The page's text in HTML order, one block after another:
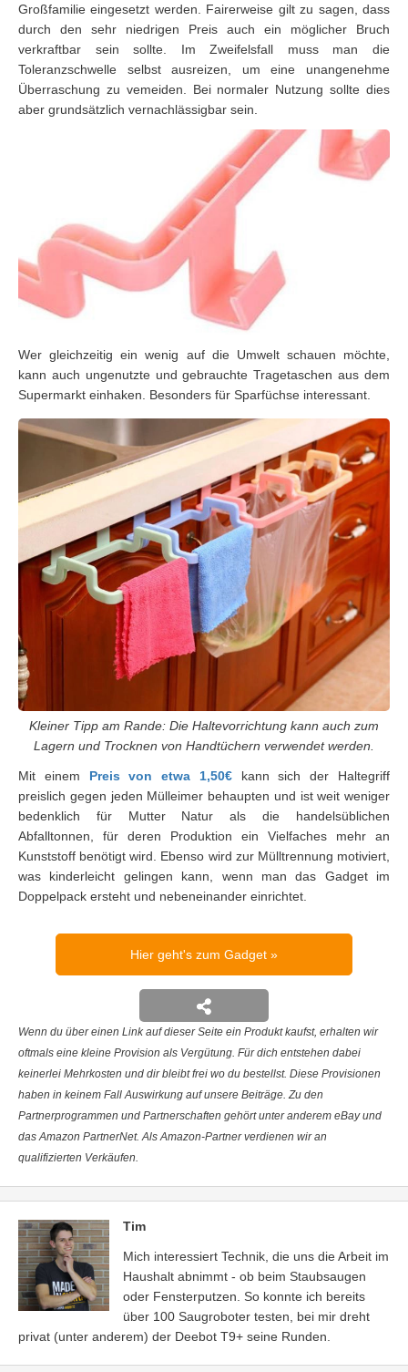
Großfamilie eingesetzt werden. Fairerweise gilt zu sagen, dass
durch den sehr niedrigen Preis auch ein möglicher Bruch
verkraftbar sein sollte. Im Zweifelsfall muss man die
Toleranzschwelle selbst ausreizen, um eine unangenehme
Überraschung zu vemeiden. Bei normaler Nutzung sollte dies
aber grundsätzlich vernachlässigbar sein.
Wer gleichzeitig ein wenig auf die Umwelt schauen möchte,
kann auch ungenutzte und gebrauchte Tragetaschen aus dem
Supermarkt einhaken. Besonders für Sparfüchse interessant.
Kleiner Tipp am Rande: Die Haltevorrichtung kann auch zum
Lagern und Trocknen von Handtüchern verwendet werden.
Mit einem Preis von etwa 1,50€ kann sich der Haltegriff
preislich gegen jeden Mülleimer behaupten und ist weit weniger
bedenklich für Mutter Natur als die handelsüblichen
Abfalltonnen, für deren Produktion ein Vielfaches mehr an
Kunststoff benötigt wird. Ebenso wird zur Mülltrennung motiviert,
was kinderleicht gelingen kann, wenn man das Gadget im
Doppelpack ersteht und nebeneinander einrichtet.
Hier geht's zum Gadget
Wenn du über einen Link auf dieser Seite ein Produkt kaufst, erhalten wir
oftmals eine kleine Provision als Vergütung. Für dich entstehen dabei
keinerlei Mehrkosten und dir bleibt frei wo du bestellst. Diese Provisionen
haben in keinem Fall Auswirkung auf unsere Beiträge. Zu den
Partnerprogrammen und Partnerschaften gehört unter anderem eBay und
das Amazon PartnerNet. Als Amazon-Partner verdienen wir an
qualifizierten Verkäufen.
Tim
Mich interessiert Technik, die uns die Arbeit im
Haushalt abnimmt - ob beim Staubsaugen
oder Fensterputzen. So konnte ich bereits
über 100 Saugroboter testen, bei mir dreht
privat (unter anderem) der Deebot T9+ seine Runden.